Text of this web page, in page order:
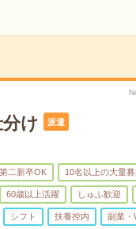
け 派遣
二新卒OK 10名以上の大量
60歳以上活躍 しゅふ歓迎
シフト 扶養控内 副業・